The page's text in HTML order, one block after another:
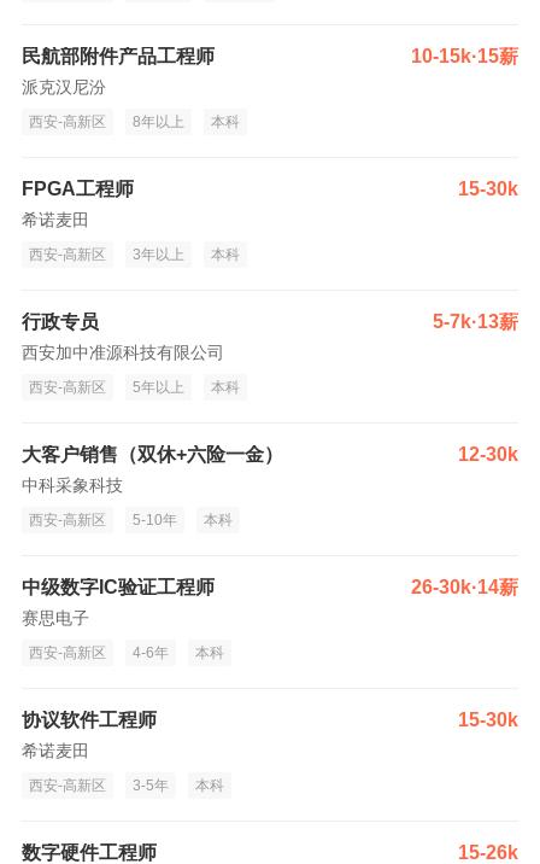
民航部附件产品工程师 10-15k·15薪
派克汉尼汾
西安-高新区 8年以上 本科
FPGA工程师 15-30k
希诺麦田
西安-高新区 3年以上 本科
行政专员 5-7k·13薪
西安加中准源科技有限公司
西安-高新区 5年以上 本科
大客户销售（双休+六险一金） 12-30k
中科采象科技
西安-高新区 5-10年 本科
中级数字IC验证工程师 26-30k·14薪
赛思电子
西安-高新区 4-6年 本科
协议软件工程师 15-30k
希诺麦田
西安-高新区 3-5年 本科
数字硬件工程师 15-26k